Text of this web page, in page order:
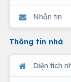
Nhắn tin
Thông tin nhà
Diện tích